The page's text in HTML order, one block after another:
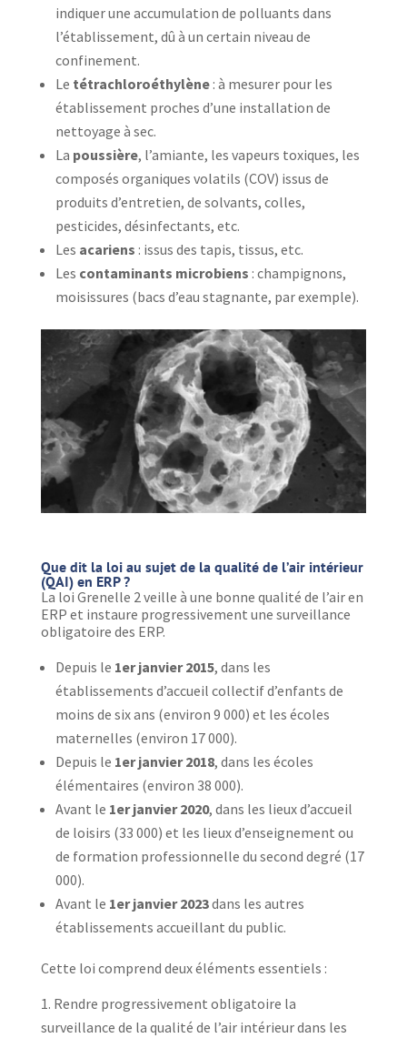
indiquer une accumulation de polluants dans
l’établissement, dû à un certain niveau de
confinement.
Le tétrachloroéthylène: à mesurer pour les
établissement proches d’une installation de
nettoyage à sec.
La poussière, l’amiante, les vapeurs toxiques, les
composés organiques volatils (COV) issus de
produits d’entretien, de solvants, colles,
pesticides, désinfectants, etc.
Les acariens : issus des tapis, tissus, etc.
Les contaminants microbiens : champignons,
moisissures (bacs d’eau stagnante, par exemple).
Que dit la loi au sujet de la qualité de l’air intérieur
(QAI) en ERP ?
La loi Grenelle 2 veille à une bonne qualité de l’air en
ERP et instaure progressivement une surveillance
obligatoire des ERP.
Depuis le 1er janvier 2015, dans les
établissements d’accueil collectif d’enfants de
moins de six ans (environ 9 000) et les écoles
maternelles (environ 17 000).
Depuis le 1er janvier 2018, dans les écoles
élémentaires (environ 38 000).
Avant le 1er janvier 2020, dans les lieux d’accueil
de loisirs (33 000) et les lieux d’enseignement ou
de formation professionnelle du second degré (17
000).
Avant le 1er janvier 2023dans les autres
établissements accueillant du public.
Cette loi comprend deux éléments essentiels :
Rendre progressivement obligatoire la
surveillance de la qualité de l’air intérieur dans les